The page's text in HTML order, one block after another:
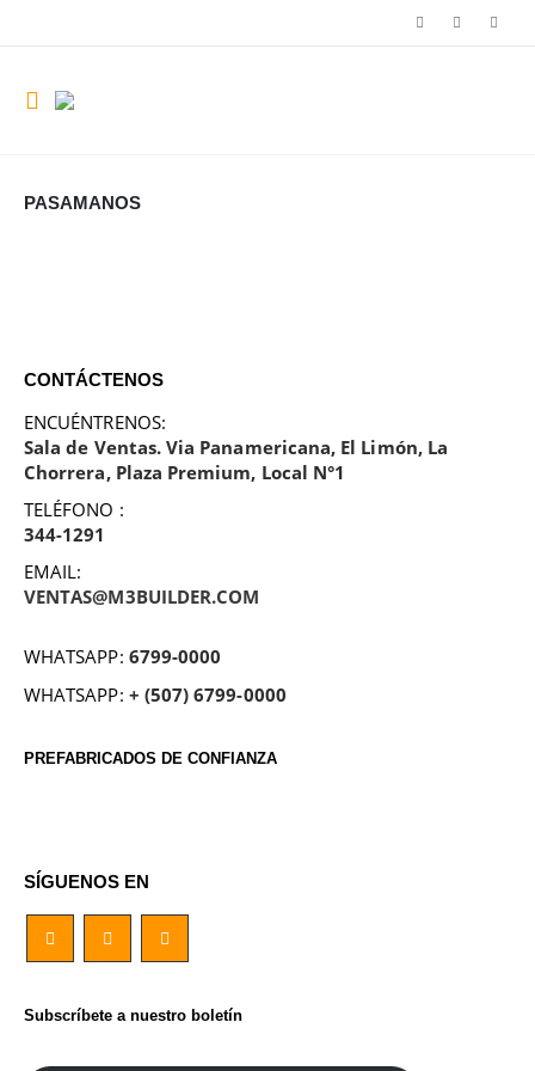
PASAMANOS
CONTÁCTENOS
ENCUÉNTRENOS:
Sala de Ventas. Via Panamericana, El Limón, La
Chorrera, Plaza Premium, Local N°1
TELÉFONO :
344-1291
EMAIL:
VENTAS@M3BUILDER.COM
WHATSAPP: 6799-0000
WHATSAPP: + (507) 6799-0000
PREFABRICADOS DE CONFIANZA
SÍGUENOS EN
Subscríbete a nuestro boletín